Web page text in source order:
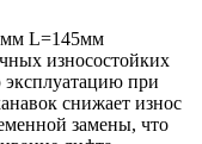
L=145мм
износостойких
эксплуатацию при
снижает износ
замены, что